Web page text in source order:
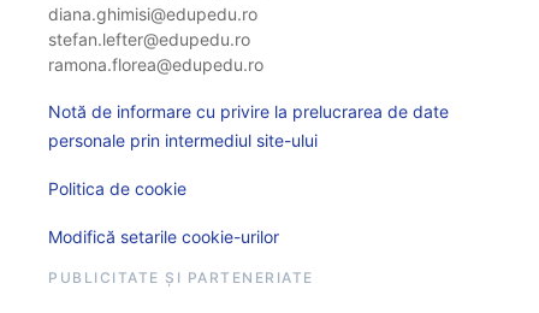
diana.ghimisi@edupedu.ro
stefan.lefter@edupedu.ro
ramona.florea@edupedu.ro
Notă de informare cu privire la prelucrarea de date
personale prin intermediul site-ului
Politica de cookie
Modifică setarile cookie-urilor
PUBLICITATE ȘI PARTENERIATE